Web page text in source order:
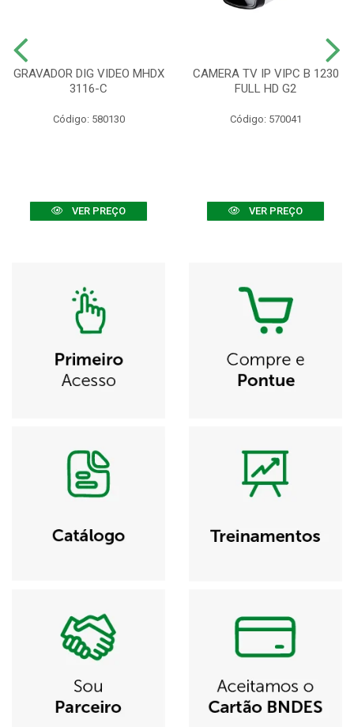
GRAVADOR DIG VIDEO MHDX
3116-C
Código: 580130
VER PREÇO
CAMERA TV IP VIPC B 1230
FULL HD G2
Código: 570041
VER PREÇO